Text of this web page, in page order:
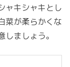
ャキシャキとし
菜が柔らかくな
ましょう。